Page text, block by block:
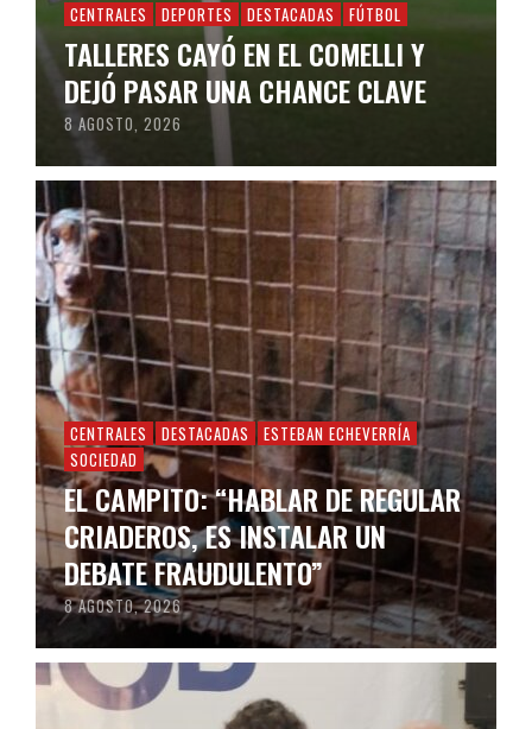
CENTRALES DEPORTES DESTACADAS FÚTBOL
TALLERES CAYÓ EN EL COMELLI Y
DEJÓ PASAR UNA CHANCE CLAVE
8 AGOSTO, 2026
CENTRALES DESTACADAS
ESTEBAN ECHEVERRÍA
SOCIEDAD
EL CAMPITO: “HABLAR DE REGULAR
CRIADEROS, ES INSTALAR UN
DEBATE FRAUDULENTO”
8 AGOSTO, 2026